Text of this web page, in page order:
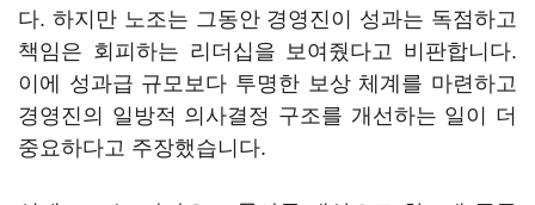
다. 하지만 노조는 그동안 경영진이 성과는 독점하고
책임은 회피하는 리더십을 보여줬다고 비판합니다.
이에 성과급 규모보다 투명한 보상 체계를 마련하고
경영진의 일방적 의사결정 구조를 개선하는 일이 더
중요하다고 주장했습니다.